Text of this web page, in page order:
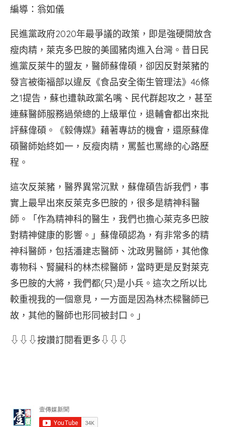
編導：翁如儀
民進黨政府2020年最爭議的政策，即是強硬開放含
瘦肉精，萊克多巴胺的美國豬肉進入台灣。昔日民
進黨反萊牛的盟友，醫師蘇偉碩，卻因反對萊豬的
發言被衛福部以違反《食品安全衛生管理法》46條
之1提告，蘇也遭執政黨名嘴、民代群起攻之，甚至
連蘇醫師服務過榮總的上級單位，退輔會都出來批
評蘇偉碩。《毅傳媒》藉著專訪的機會，還原蘇偉
碩醫師始終如一，反瘦肉精，罵藍也罵綠的心路歷
程。
這次反萊豬，醫界異常沉默，蘇偉碩告訴我們，事
實上最早出來反萊克多巴胺的，很多是精神科醫
師。「作為精神科的醫生，我們也擔心萊克多巴胺
對精神健康的影響。」蘇偉碩認為，有非常多的精
神科醫師，包括潘建志醫師、沈政男醫師，其他像
毒物科、腎臟科的林杰樑醫師，當時更是反對萊克
多巴胺的大將，我們都(只)是小兵。這次之所以比
較重視我的一個意見，一方面是因為林杰樑醫師已
故，其他的醫師也形同被封口。」
⇩⇩⇩按讚訂閱看更多⇩⇩⇩